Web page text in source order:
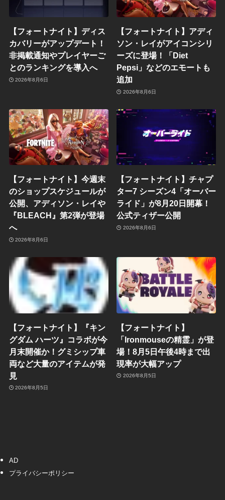
【フォートナイト】ディス
カバリーがアップデート！
非掲載通知やプレイヤーご
とのランキングを導入へ
2026年8月6日
【フォートナイト】アディ
ソン・レイがアイコンシリ
ーズに登場！「Diet
Pepsi」などのエモートも
追加
2026年8月6日
【フォートナイト】今週末
のショップスケジュールが
公開、アディソン・レイや
『BLEACH』第2弾が登場
へ
2026年8月6日
【フォートナイト】チャプ
ター7 シーズン4「オーバー
ライド」が8月20日開幕！
公式ティザー公開
2026年8月6日
【フォートナイト】『キン
グダム ハーツ』コラボが今
月末開催か！グミシップ車
両など大量のアイテムが発
見
2026年8月5日
【フォートナイト】
「Ironmouseの精霊」が登
場！8月5日午後4時まで出
現率が大幅アップ
2026年8月5日
AD
プライバシーポリシー